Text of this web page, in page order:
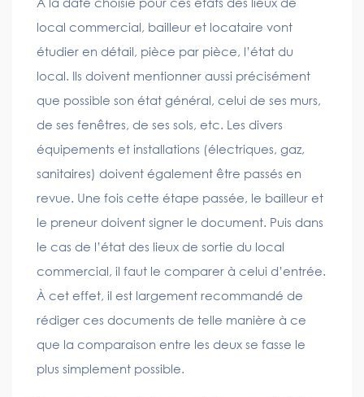
local commercial, bailleur et locataire vont
étudier en détail, pièce par pièce, l’état du
local. Ils doivent mentionner aussi précisément
que possible son état général, celui de ses murs,
de ses fenêtres, de ses sols, etc. Les divers
équipements et installations (électriques, gaz,
sanitaires) doivent également être passés en
revue. Une fois cette étape passée, le bailleur et
le preneur doivent signer le document. Puis dans
le cas de l’état des lieux de sortie du local
commercial, il faut le comparer à celui d’entrée.
À cet effet, il est largement recommandé de
rédiger ces documents de telle manière à ce
que la comparaison entre les deux se fasse le
plus simplement possible.